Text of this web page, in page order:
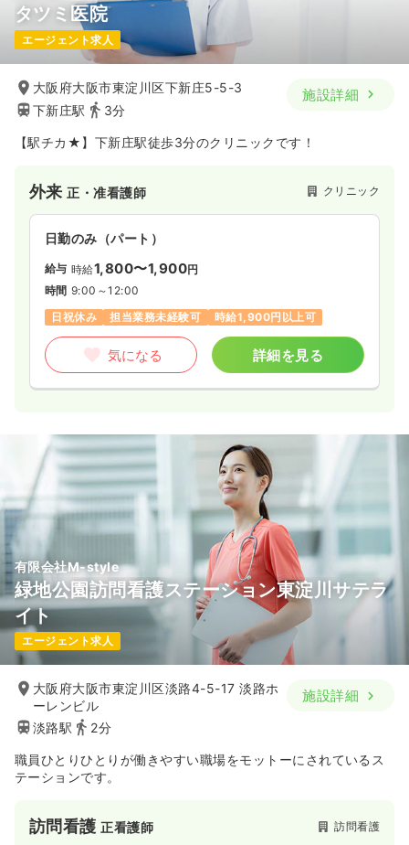
タツミ医院
エージェント求人
大阪府大阪市東淀川区下新庄5-5-3
下新庄駅
3分
施設詳細
【駅チカ★】下新庄駅徒歩3分のクリニックです！
外来正・准看護師 クリニック
日勤のみ（パート）
給与 時給1,800〜1,900円
時間 9:00～12:00
日祝休み
担当業務未経験可 時給1,900円以上可
気になる 詳細を見る
有限会社M-style
緑地公園訪問看護ステーション東淀川サテラ
イト
エージェント求人
大阪府大阪市東淀川区淡路4-5-17 淡路ホ
ーレンビル
淡路駅
2分
施設詳細
職員ひとりひとりが働きやすい職場をモットーにされているス
テーションです。
訪問看護正看護師 訪問看護